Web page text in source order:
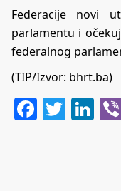
Federacije novi
parlamentu i
federalnog
(TIP/Izvor: bhrt.ba)